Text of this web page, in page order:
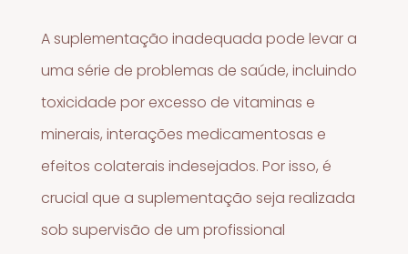
A suplementação inadequada pode levar a
uma série de problemas de saúde, incluindo
toxicidade por excesso de vitaminas e
minerais, interações medicamentosas e
efeitos colaterais indesejados. Por isso, é
crucial que a suplementação seja realizada
sob supervisão de um profissional